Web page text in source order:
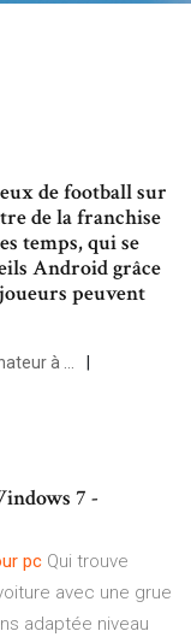
de football sur
de la franchise
temps, qui se
Android grâce
peuvent
à …
7 -
pc Qui trouve
avec une grue
adaptée niveau